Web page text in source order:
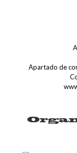
Apartado de